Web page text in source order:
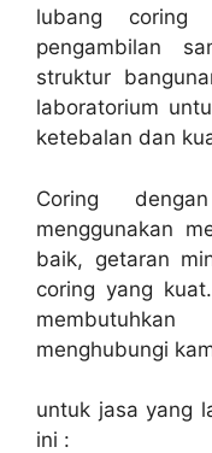
lubang
pengambilan
struktur
laboratorium
ketebalan dan
Coring
menggunakan
baik, getaran
coring yang
menghubungi
untuk jasa yang
ini :